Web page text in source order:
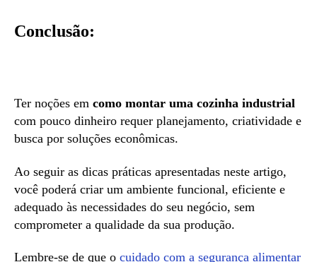
Conclusão:
Ter noções em como montar uma cozinha industrial
com pouco dinheiro requer planejamento, criatividade e
busca por soluções econômicas.
Ao seguir as dicas práticas apresentadas neste artigo,
você poderá criar um ambiente funcional, eficiente e
adequado às necessidades do seu negócio, sem
comprometer a qualidade da sua produção.
Lembre-se de que o cuidado com a segurança alimentar